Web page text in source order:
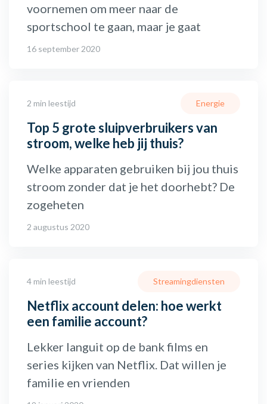
voornemen om meer naar de
sportschool te gaan, maar je gaat
16 september 2020
2 min leestijd
Top 5 grote sluipverbruikers van
stroom, welke heb jij thuis?
Energie
Welke apparaten gebruiken bij jou thuis
stroom zonder dat je het doorhebt? De
zogeheten
2 augustus 2020
4 min leestijd
Netflix account delen: hoe werkt
een familie account?
Streamingdiensten
Lekker languit op de bank films en
series kijken van Netflix. Dat willen je
familie en vrienden